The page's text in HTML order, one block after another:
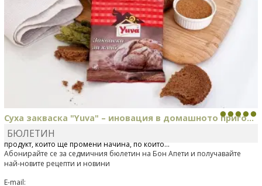
Суха закваска "Yuva" – иновация в домашното приго...
Отскоро Лесафр България стартира предлагането на изцяло нов
продукт, който ще промени начина, по който...
БЮЛЕТИН
Абонирайте се за седмичния бюлетин на Бон Апети и получавайте
най-новите рецепти и новини
E-mail: